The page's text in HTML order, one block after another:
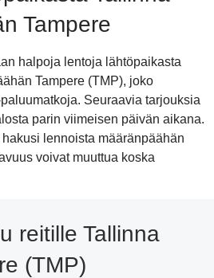
Tampere
halpoja lentoja lähtöpaikasta
Tampere (TMP), joko
Seuraavia tarjouksia
parin viimeisen päivän aikana.
lennoista määränpäähän
voivat muuttua koska
reitille Tallinna
(TMP)